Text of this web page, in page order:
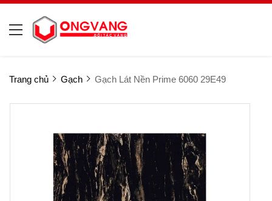
Trang chủ Gạch Gạch Lát Nền Prime 6060 29E49